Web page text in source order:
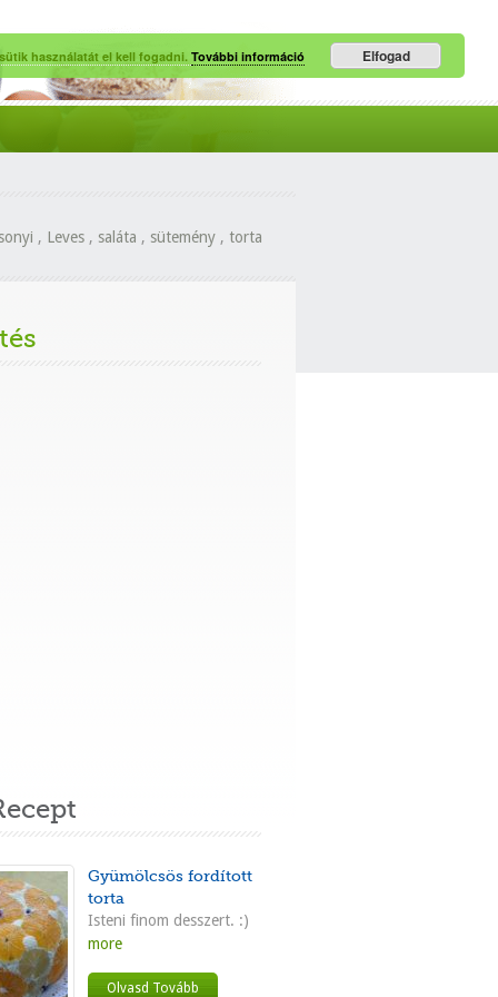
, Leves , saláta , sütemény , torta
Gyümölcsös fordított
torta
Isteni finom desszert. :)
more
Olvasd Tovább
használatát el kell fogadni. További információ Elfogad